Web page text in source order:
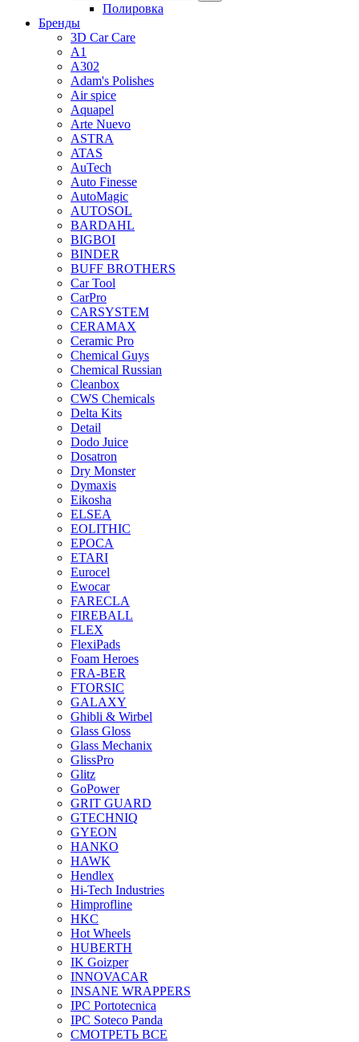
Полировка
Бренды
3D Car Care
A1
A302
Adam's Polishes
Air spice
Aquapel
Arte Nuevo
ASTRA
ATAS
AuTech
Auto Finesse
AutoMagic
AUTOSOL
BARDAHL
BIGBOI
BINDER
BUFF BROTHERS
Car Tool
CarPro
CARSYSTEM
CERAMAX
Ceramic Pro
Chemical Guys
Chemical Russian
Cleanbox
CWS Chemicals
Delta Kits
Detail
Dodo Juice
Dosatron
Dry Monster
Dymaxis
Eikosha
ELSEA
EOLITHIC
EPOCA
ETARI
Eurocel
Ewocar
FARECLA
FIREBALL
FLEX
FlexiPads
Foam Heroes
FRA-BER
FTORSIC
GALAXY
Ghibli & Wirbel
Glass Gloss
Glass Mechanix
GlissPro
Glitz
GoPower
GRIT GUARD
GTECHNIQ
GYEON
HANKO
HAWK
Hendlex
Hi-Tech Industries
Himprofline
HKC
Hot Wheels
HUBERTH
IK Goizper
INNOVACAR
INSANE WRAPPERS
IPC Portotecnica
IPC Soteco Panda
СМОТРЕТЬ ВСЕ